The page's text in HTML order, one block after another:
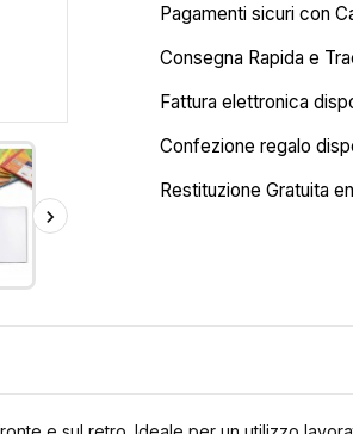
Pagamenti sicuri con
Consegna Rapida e
Fattura elettronica
Confezione regalo
Restituzione Gratuita